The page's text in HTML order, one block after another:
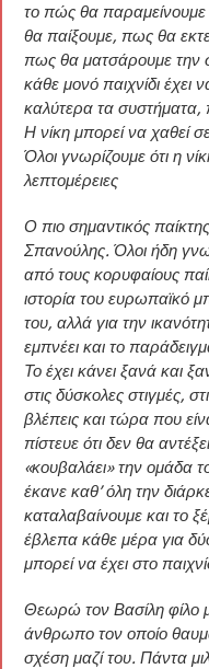
το πώς θα
θα παίξουμε, πως θα
πως θα ματσάρουμε την
κάθε μονό παιχνίδι έχει
καλύτερα τα συστήματα,
Η νίκη μπορεί να χαθεί
Όλοι γνωρίζουμε ότι η
λεπτομέρειες
Ο πιο σημαντικός
Σπανούλης. Όλοι ήδη
από τους κορυφαίους
ιστορία του ευρωπαϊκό
του, αλλά για την
εμπνέει και το
Το έχει κάνει ξανά και
στις δύσκολες στιγμές,
βλέπεις και τώρα που
πίστευε ότι δεν θα
«κουβαλάει» την ομάδα
έκανε καθ’ όλη την
καταλαβαίνουμε και το
έβλεπα κάθε μέρα για
μπορεί να έχει στο
Θεωρώ τον Βασίλη φίλο
άνθρωπο τον οποίο
σχέση μαζί του. Πάντα